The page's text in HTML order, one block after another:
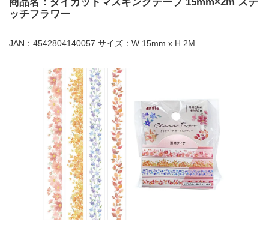
ッチフラワー
JAN：4542804140057 サイズ：W 15mm x H 2M